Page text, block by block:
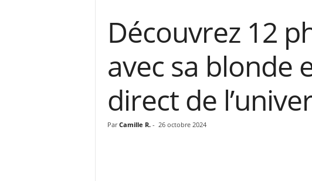
Découvrez 12
avec sa blonde
direct de
Par Camille R. - 26 octobre 2024